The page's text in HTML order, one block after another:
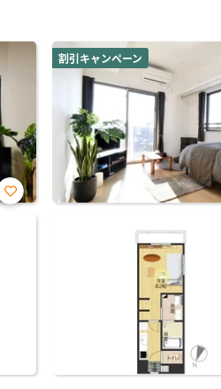
お気
割引キャンペーン